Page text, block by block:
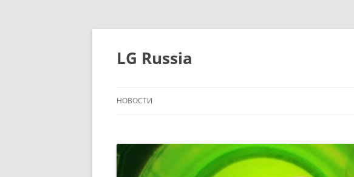
Перейти
содержимому
LG Russia
НОВОСТИ